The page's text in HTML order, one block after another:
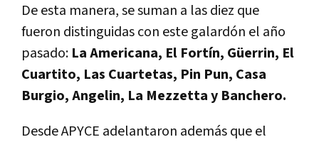
De esta manera, se suman a las diez que
fueron distinguidas con este galardón el año
pasado: La Americana, El Fortín, Güerrin, El
Cuartito, Las Cuartetas, Pin Pun, Casa
Burgio, Angelin, La Mezzetta y Banchero.
Desde APYCE adelantaron además que el